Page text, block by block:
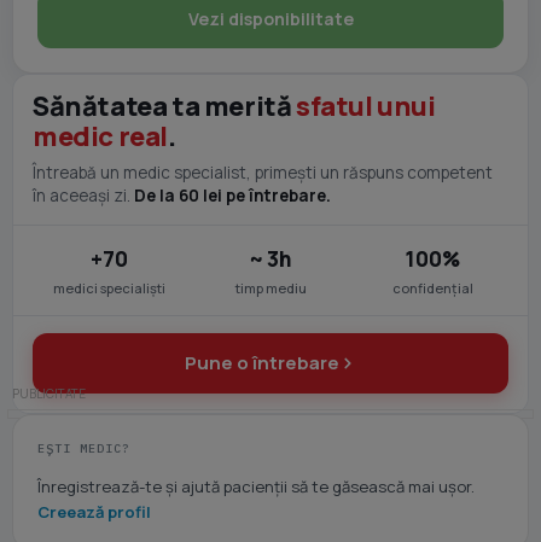
Vezi disponibilitate
Sănătatea ta merităsfatul unui
medic real.
Întreabă un medic specialist, primești un răspuns competent
în aceeași zi. De la 60 lei pe întrebare.
+70
medici specialiști
~ 3h
timp mediu
100%
confidențial
Pune o întrebare
EȘTI MEDIC?
Înregistrează-te și ajută pacienții să te găsească mai ușor.
Creează profil